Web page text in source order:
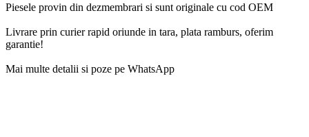
Piesele provin din dezmembrari si sunt originale cu cod OEM
Livrare prin curier rapid oriunde in tara, plata ramburs, oferim
garantie!
Mai multe detalii si poze pe WhatsApp